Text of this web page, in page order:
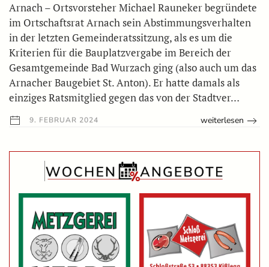
Arnach – Ortsvorsteher Michael Rauneker begründete
im Ortschaftsrat Arnach sein Abstimmungsverhalten
in der letzten Gemeinderatssitzung, als es um die
Kriterien für die Bauplatzvergabe im Bereich der
Gesamtgemeinde Bad Wurzach ging (also auch um das
Arnacher Baugebiet St. Anton). Er hatte damals als
einziges Ratsmitglied gegen das von der Stadtver…
9. FEBRUAR 2024 weiterlesen